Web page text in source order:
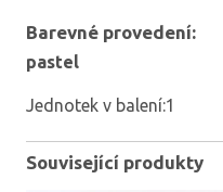
Barevné provedení:
pastel
Jednotek v balení:1
Související produkty